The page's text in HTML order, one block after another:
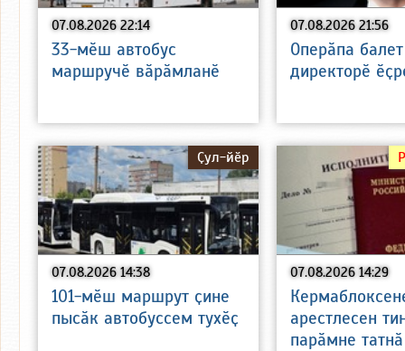
07.08.2026 22:14
33-мӗш автобус
маршручӗ вӑрӑмланӗ
07.08.2026 21:56
Оперӑпа
директорӗ
07.08.2026 14:38
Ҫул-йӗр
101-мӗш маршрут ҫине
пысӑк автобуссем тухӗҫ
07.08.2026 14:29
арестлесен
парӑмне татнӑ